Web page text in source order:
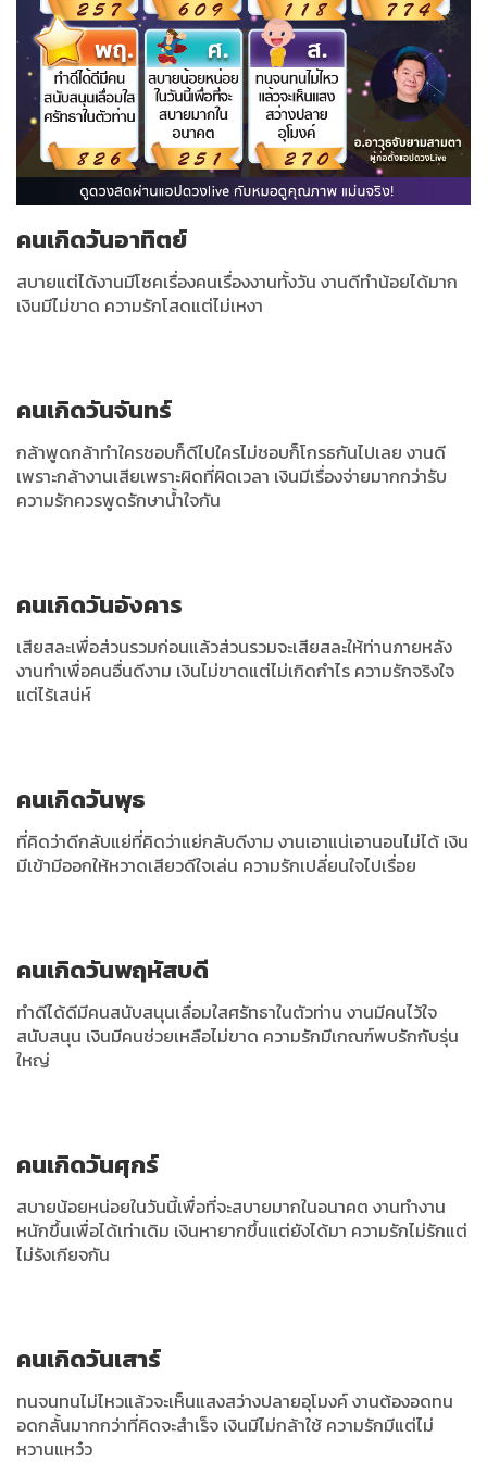
คนเกิดวันอาทิตย์
สบายแต่ได้งานมีโชคเรื่องคนเรื่องงานทั้งวัน งานดีทำน้อยได้มาก
เงินมีไม่ขาด ความรักโสดแต่ไม่เหงา
คนเกิดวันจันทร์
กล้าพูดกล้าทำใครชอบก็ดีไปใครไม่ชอบก็โกรธกันไปเลย งานดี
เพราะกล้างานเสียเพราะผิดที่ผิดเวลา เงินมีเรื่องจ่ายมากกว่ารับ
ความรักควรพูดรักษาน้ำใจกัน
คนเกิดวันอังคาร
เสียสละเพื่อส่วนรวมก่อนแล้วส่วนรวมจะเสียสละให้ท่านภายหลัง
งานทำเพื่อคนอื่นดีงาม เงินไม่ขาดแต่ไม่เกิดกำไร ความรักจริงใจ
แต่ไร้เสน่ห์
คนเกิดวันพุธ
ที่คิดว่าดีกลับแย่ที่คิดว่าแย่กลับดีงาม งานเอาแน่เอานอนไม่ได้ เงิน
มีเข้ามีออกให้หวาดเสียวดีใจเล่น ความรักเปลี่ยนใจไปเรื่อย
คนเกิดวันพฤหัสบดี
ทำดีได้ดีมีคนสนับสนุนเลื่อมใสศรัทธาในตัวท่าน งานมีคนไว้ใจ
สนับสนุน เงินมีคนช่วยเหลือไม่ขาด ความรักมีเกณฑ์พบรักกับรุ่น
ใหญ่
คนเกิดวันศุกร์
สบายน้อยหน่อยในวันนี้เพื่อที่จะสบายมากในอนาคต งานทำงาน
หนักขึ้นเพื่อได้เท่าเดิม เงินหายากขึ้นแต่ยังได้มา ความรักไม่รักแต่
ไม่รังเกียจกัน
คนเกิดวันเสาร์
ทนจนทนไม่ไหวแล้วจะเห็นแสงสว่างปลายอุโมงค์ งานต้องอดทน
อดกลั้นมากกว่าที่คิดจะสำเร็จ เงินมีไม่กล้าใช้ ความรักมีแต่ไม่
หวานแหว๋ว